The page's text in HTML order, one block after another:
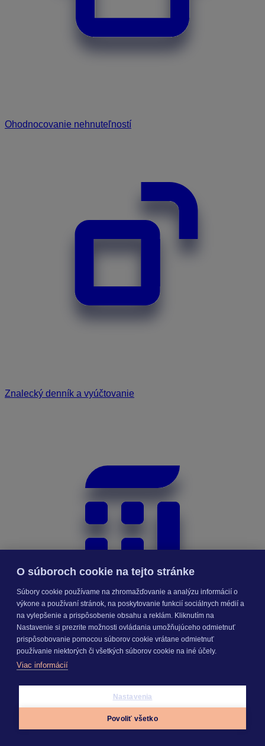
Ohodnocovanie nehnuteľností
Znalecký denník a vyúčtovanie
Stavebný rozpočet
O súboroch cookie na tejto stránke
Súbory cookie používame na zhromažďovanie a analýzu informácií o
výkone a používaní stránok, na poskytovanie funkcií sociálnych médií a
na vylepšenie a prispôsobenie obsahu a reklám. Kliknutím na
Nastavenie si prezrite možnosti ovládania umožňujúceho odmietnuť
prispôsobovanie pomocou súborov cookie vrátane odmietnuť
používanie niektorých či všetkých súborov cookie na iné účely.
Viac informácií
Nastavenia
Povoliť všetko